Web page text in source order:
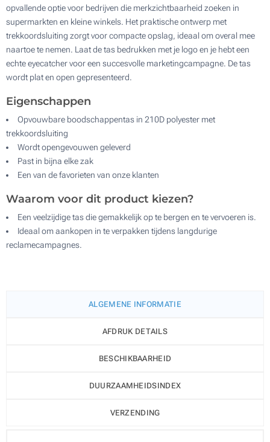
opvallende optie voor bedrijven die merkzichtbaarheid zoeken in
supermarkten en kleine winkels. Het praktische ontwerp met
trekkoordsluiting zorgt voor compacte opslag, ideaal om overal mee
naartoe te nemen. Laat de tas bedrukken met je logo en je hebt een
echte eyecatcher voor een succesvolle marketingcampagne. De tas
wordt plat en open gepresenteerd.
Eigenschappen
Opvouwbare boodschappentas in 210D polyester met
trekkoordsluiting
Wordt opengevouwen geleverd
Past in bijna elke zak
Een van de favorieten van onze klanten
Waarom voor dit product kiezen?
Een veelzijdige tas die gemakkelijk op te bergen en te vervoeren is.
Ideaal om aankopen in te verpakken tijdens langdurige
reclamecampagnes.
ALGEMENE INFORMATIE
AFDRUK DETAILS
BESCHIKBAARHEID
DUURZAAMHEIDSINDEX
VERZENDING